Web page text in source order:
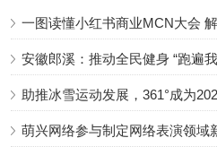
就变成了大家口中的“恋爱脑”、“
安徽郎溪：推动全民健身 “跑遍
助推冰雪运动发展，361°成为